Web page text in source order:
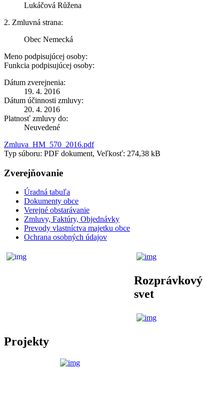
Lukáčová Růžena
2. Zmluvná strana:
Obec Nemecká
Meno podpisujúcej osoby:
Funkcia podpisujúcej osoby:
Dátum zverejnenia:
19. 4. 2016
Dátum účinnosti zmluvy:
20. 4. 2016
Platnosť zmluvy do:
Neuvedené
Zmluva_HM_570_2016.pdf
Typ súboru: PDF dokument, Veľkosť: 274,38 kB
Zverejňovanie
Úradná tabuľa
Dokumenty obce
Verejné obstarávanie
Zmluvy, Faktúry, Objednávky
Prevody vlastníctva majetku obce
Ochrana osobných údajov
Rozprávkový
svet
Projekty